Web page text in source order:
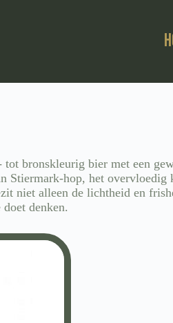
bronskleurig bier met een
Stiermark-hop, het
niet alleen de lichtheid en
denken.